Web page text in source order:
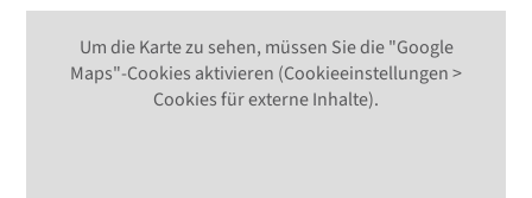
Um die Karte zu sehen, müssen Sie die "Google
Maps"-Cookies aktivieren (Cookieeinstellungen >
Cookies für externe Inhalte).